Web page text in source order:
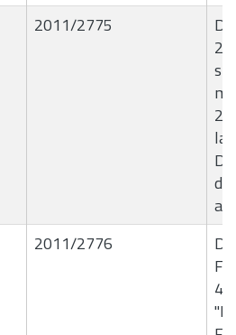
2011/2775
la
2011/2776